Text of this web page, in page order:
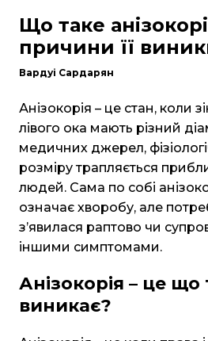
Що таке
причини її
Вардуі Сардарян
Анізокорія – це стан, коли
лівого ока мають різний
медичних джерел,
розміру трапляється
людей. Сама по собі
означає хворобу, але
з’явилася раптово чи
іншими симптомами.
Анізокорія – це що
виникає?